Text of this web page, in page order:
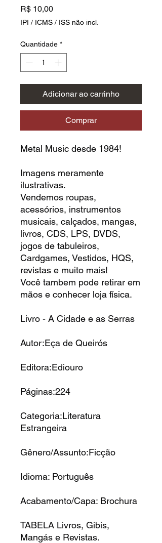
R$ 10,00Preço
IPI / ICMS / ISS não incl.
Quantidade *
Adicionar ao carrinho
Comprar
Metal Music desde 1984!
Imagens meramente
ilustrativas.
Vendemos roupas,
acessórios, instrumentos
musicais, calçados, mangas,
livros, CDS, LPS, DVDS,
jogos de tabuleiros,
Cardgames, Vestidos, HQS,
revistas e muito mais!
Você tambem pode retirar em
mãos e conhecer loja física.
Livro - A Cidade e as Serras
Autor:Eça de Queirós
Editora:Ediouro
Páginas:224
Categoria:Literatura
Estrangeira
Gênero/Assunto:Ficção
Idioma: Português
Acabamento/Capa: Brochura
TABELA Livros, Gibis,
Mangás e Revistas.